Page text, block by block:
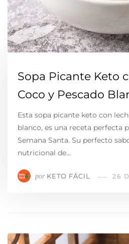
Sopa Picante Keto
Coco y Pescado
Esta sopa picante keto con
blanco, es una receta perfecta
Semana Santa. Su perfecto
nutricional de…
por KETO FÁCIL 26